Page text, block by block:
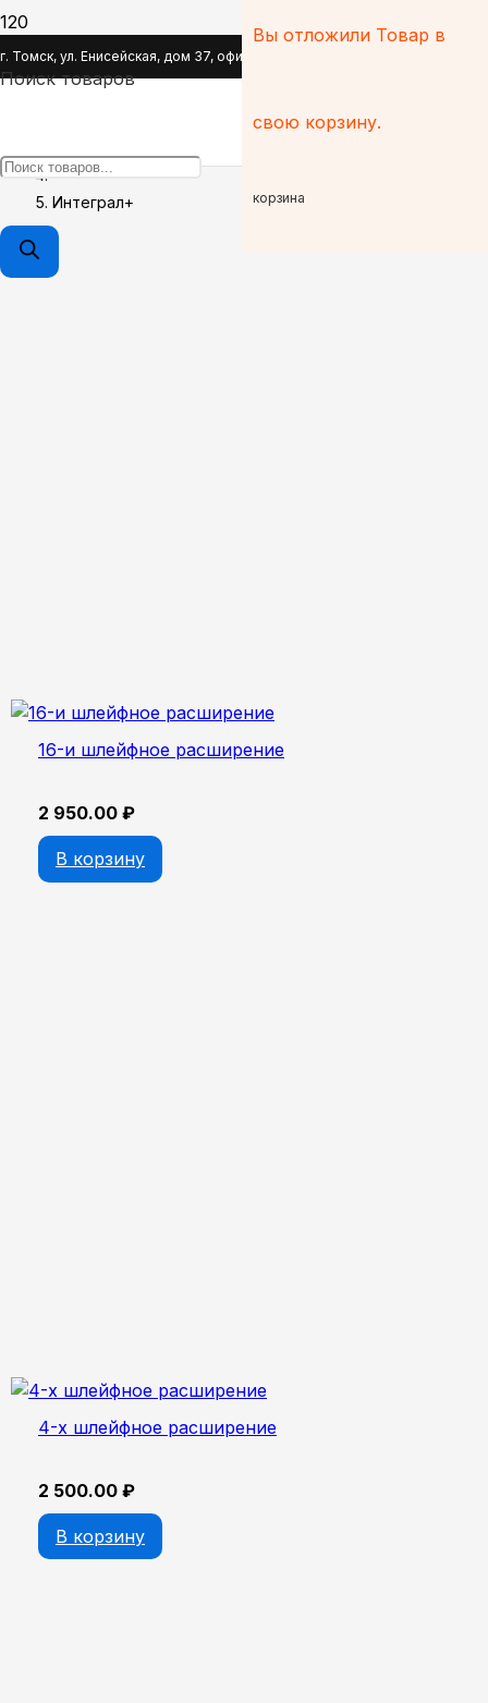
г. Томск, ул. Енисейская, дом 37, офис 110
Поиск товаров
Вы отложили Товар в
свою корзину.
корзина
Интеграл+
Интеграл+
16-и шлейфное расширение
2 950.00 ₽
В корзину
4-х шлейфное расширение
2 500.00 ₽
В корзину